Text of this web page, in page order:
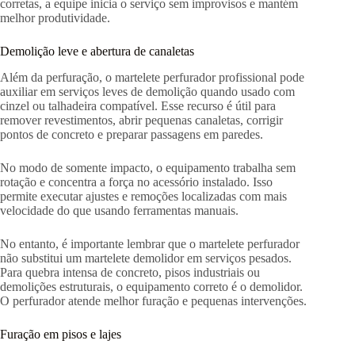
corretas, a equipe inicia o serviço sem improvisos e mantém
melhor produtividade.
Demolição leve e abertura de canaletas
Além da perfuração, o martelete perfurador profissional pode
auxiliar em serviços leves de demolição quando usado com
cinzel ou talhadeira compatível. Esse recurso é útil para
remover revestimentos, abrir pequenas canaletas, corrigir
pontos de concreto e preparar passagens em paredes.
No modo de somente impacto, o equipamento trabalha sem
rotação e concentra a força no acessório instalado. Isso
permite executar ajustes e remoções localizadas com mais
velocidade do que usando ferramentas manuais.
No entanto, é importante lembrar que o martelete perfurador
não substitui um martelete demolidor em serviços pesados.
Para quebra intensa de concreto, pisos industriais ou
demolições estruturais, o equipamento correto é o demolidor.
O perfurador atende melhor furação e pequenas intervenções.
Furação em pisos e lajes